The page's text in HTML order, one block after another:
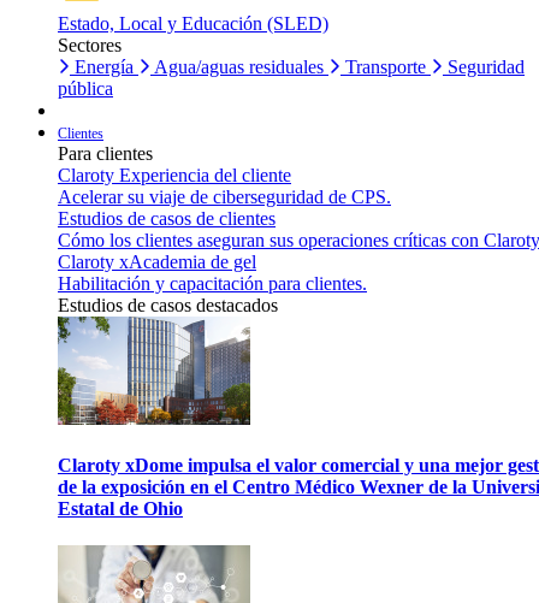
Estado, Local y Educación (SLED)
Sectores
Energía
Agua/aguas residuales Transporte
Seguridad
pública
Clientes
Para clientes
Claroty Experiencia del cliente
Acelerar su viaje de ciberseguridad de CPS.
Estudios de casos de clientes
Cómo los clientes aseguran sus operaciones críticas con
Claroty xAcademia de gel
Habilitación y capacitación para clientes.
Estudios de casos destacados
Claroty xDome impulsa el valor comercial y una mejor
de la exposición en el Centro Médico Wexner de la
Estatal de Ohio